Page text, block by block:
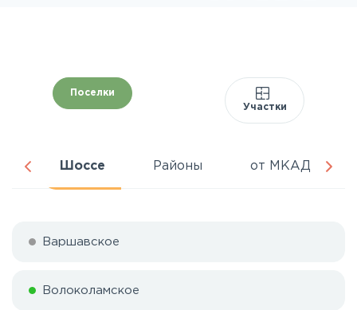
Поселки
Участки
Шоссе Районы от МКАД
Варшавское
Волоколамское